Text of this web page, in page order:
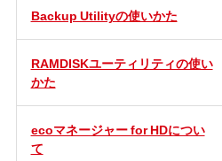
Backup Utilityの使いかた
RAMDISKユーティリティの使い
かた
ecoマネージャー for HDについ
て